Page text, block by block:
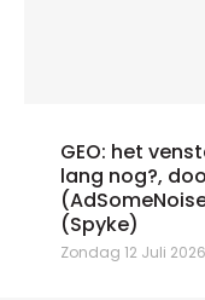
GEO: het
lang nog?,
(Spyke)
Zondag 12 Juli 2026